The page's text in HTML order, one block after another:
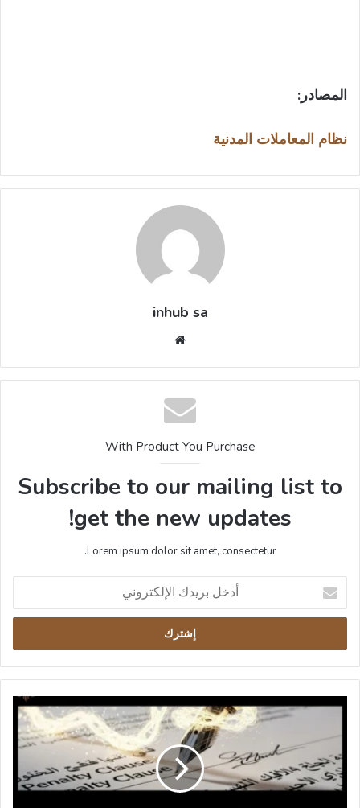
المصادر:
نظام المعاملات المدنية
inhub sa
With Product You Purchase
Subscribe to our mailing list to
get the new updates!
Lorem ipsum dolor sit amet, consectetur.
بريدك
الإلكتروني
تعديل
التجاري
خطوات
رسمية